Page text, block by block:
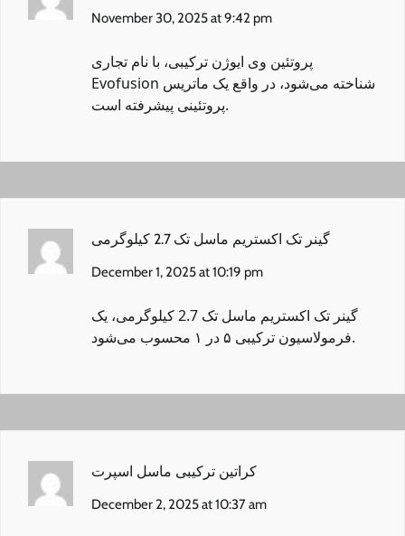
November 30, 2025 at 9:42 pm
پروتئین وی ایوژن ترکیبی، با نام تجاری
Evofusion شناخته می‌شود، در واقع یک ماتریس
پروتئینی پیشرفته است.
گینر تک اکستریم ماسل تک 2.7 کیلوگرمی
December 1, 2025 at 10:19 pm
گینر تک اکستریم ماسل تک 2.7 کیلوگرمی
، یک
فرمولاسیون ترکیبی ۵ در ۱ محسوب می‌شود.
کراتین ترکیبی ماسل اسپرت
December 2, 2025 at 10:37 am